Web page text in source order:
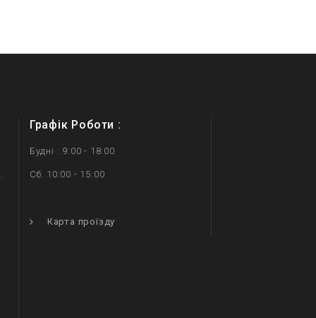
Графік Роботи :
Будні : 9:00 - 18:00
Сб: 10:00 - 15:00
Карта проїзду